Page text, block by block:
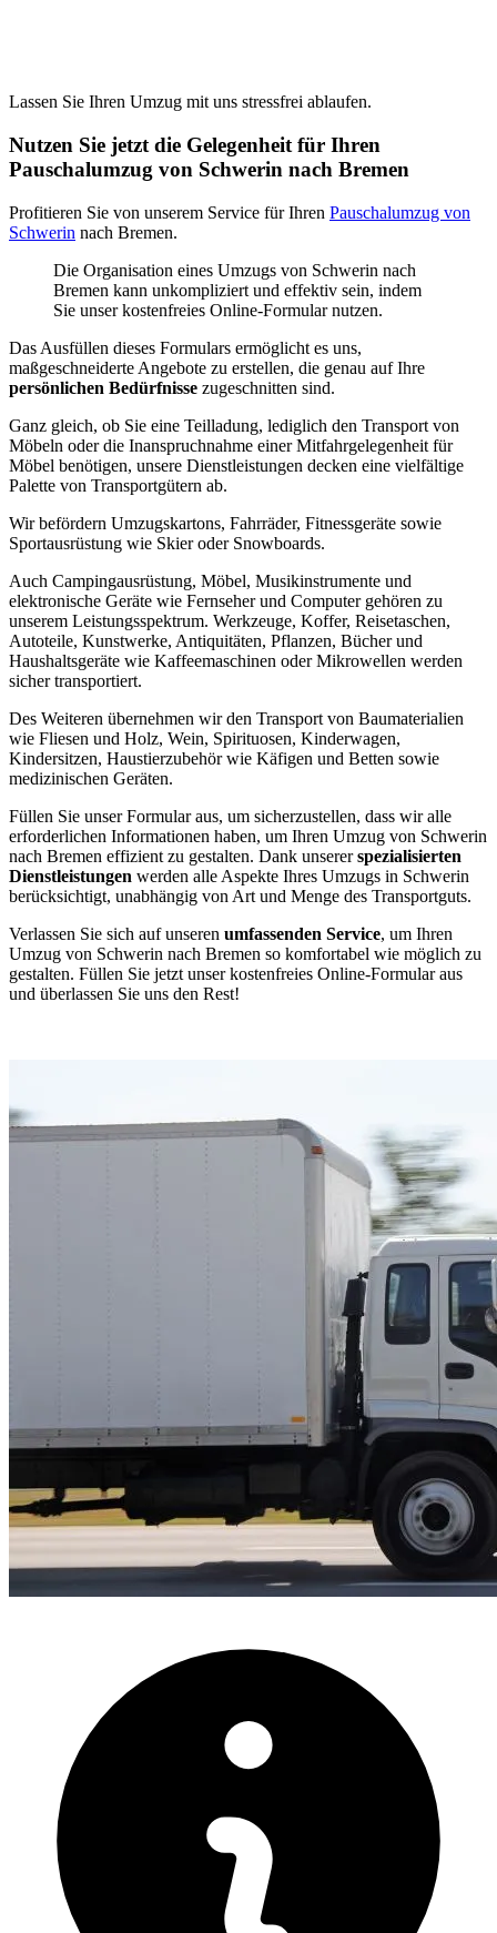
Lassen Sie Ihren Umzug mit uns stressfrei ablaufen.
Nutzen Sie jetzt die Gelegenheit für Ihren
Pauschalumzug von Schwerin nach Bremen
Profitieren Sie von unserem Service für Ihren Pauschalumzug von
Schwerin nach Bremen.
Die Organisation eines Umzugs von Schwerin nach
Bremen kann unkompliziert und effektiv sein, indem
Sie unser kostenfreies Online-Formular nutzen.
Das Ausfüllen dieses Formulars ermöglicht es uns,
maßgeschneiderte Angebote zu erstellen, die genau auf Ihre
persönlichen Bedürfnisse zugeschnitten sind.
Ganz gleich, ob Sie eine Teilladung, lediglich den Transport von
Möbeln oder die Inanspruchnahme einer Mitfahrgelegenheit für
Möbel benötigen, unsere Dienstleistungen decken eine vielfältige
Palette von Transportgütern ab.
Wir befördern Umzugskartons, Fahrräder, Fitnessgeräte sowie
Sportausrüstung wie Skier oder Snowboards.
Auch Campingausrüstung, Möbel, Musikinstrumente und
elektronische Geräte wie Fernseher und Computer gehören zu
unserem Leistungsspektrum. Werkzeuge, Koffer, Reisetaschen,
Autoteile, Kunstwerke, Antiquitäten, Pflanzen, Bücher und
Haushaltsgeräte wie Kaffeemaschinen oder Mikrowellen werden
sicher transportiert.
Des Weiteren übernehmen wir den Transport von Baumaterialien
wie Fliesen und Holz, Wein, Spirituosen, Kinderwagen,
Kindersitzen, Haustierzubehör wie Käfigen und Betten sowie
medizinischen Geräten.
Füllen Sie unser Formular aus, um sicherzustellen, dass wir alle
erforderlichen Informationen haben, um Ihren Umzug von Schwerin
nach Bremen effizient zu gestalten. Dank unsererspezialisierten
Dienstleistungen werden alle Aspekte Ihres Umzugs in Schwerin
berücksichtigt, unabhängig von Art und Menge des Transportguts.
Verlassen Sie sich auf unseren umfassenden Service, um Ihren
Umzug von Schwerin nach Bremen so komfortabel wie möglich zu
gestalten. Füllen Sie jetzt unser kostenfreies Online-Formular aus
und überlassen Sie uns den Rest!